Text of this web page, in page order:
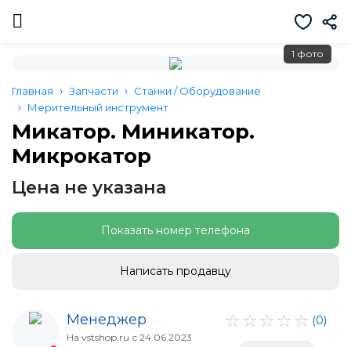
1 фото
Главная Запчасти
Станки / Оборудование
Мерительный инструмент
Микатор. Миникатор.
Микрокатор
Цена не указана
Показать номер телефона
Написать продавцу
Менеджер
На vstshop.ru с 24.06.2023
(0)